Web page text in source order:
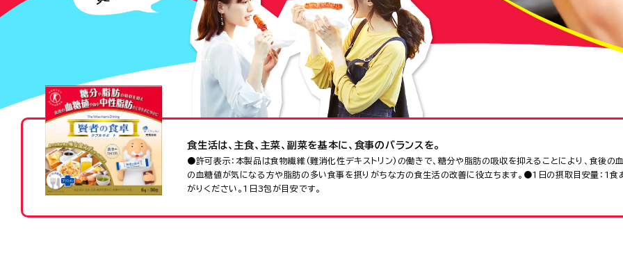
食生活は、主食、主菜、副菜を基本に、食事のバランスを。
●許可表示：本製品は食物繊維(難消化性デキストリン)の働きで、糖分や脂肪の吸収を抑えることにより、食後の
の血糖値が気になる方や脂肪の多い食事を摂りがちな方の食生活の改善に役立ちます。●1日の摂取目安量：1食
がりください。1日3包が目安です。